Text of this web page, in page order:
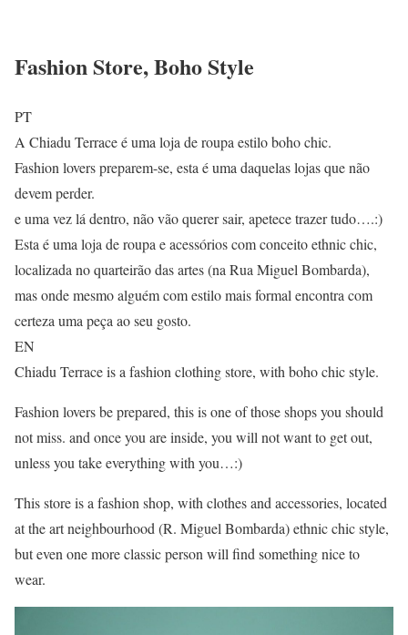
Fashion Store, Boho Style
PT
A Chiadu Terrace é uma loja de roupa estilo boho chic.
Fashion lovers preparem-se, esta é uma daquelas lojas que não
devem perder.
e uma vez lá dentro, não vão querer sair, apetece trazer tudo….:)
Esta é uma loja de roupa e acessórios com conceito ethnic chic,
localizada no quarteirão das artes (na Rua Miguel Bombarda),
mas onde mesmo alguém com estilo mais formal encontra com
certeza uma peça ao seu gosto.
EN
Chiadu Terrace is a fashion clothing store, with boho chic style.
Fashion lovers be prepared, this is one of those shops you should
not miss. and once you are inside, you will not want to get out,
unless you take everything with you…:)
This store is a fashion shop, with clothes and accessories, located
at the art neighbourhood (R. Miguel Bombarda) ethnic chic style,
but even one more classic person will find something nice to
wear.